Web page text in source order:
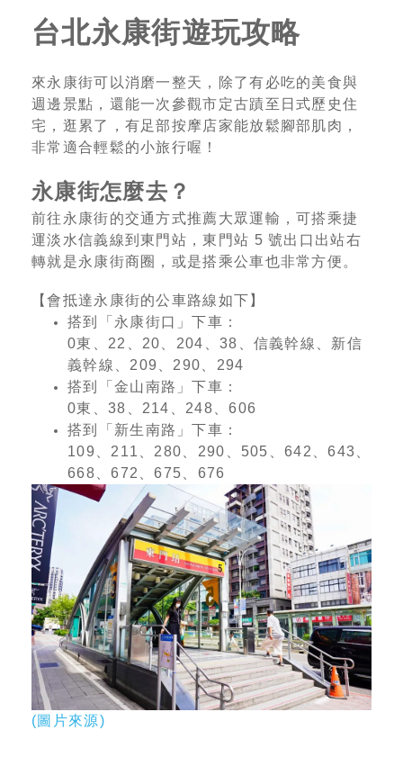
台北永康街遊玩攻略
來永康街可以消磨一整天，除了有必吃的美食與
週邊景點，還能一次參觀市定古蹟至日式歷史住
宅，逛累了，有足部按摩店家能放鬆腳部肌肉，
非常適合輕鬆的小旅行喔！
永康街怎麼去？
前往永康街的交通方式推薦大眾運輸，可搭乘捷
運淡水信義線到東門站，東門站 5 號出口出站右
轉就是永康街商圈，或是搭乘公車也非常方便。
【會抵達永康街的公車路線如下】
搭到「永康街口」下車：
0東、22、20、204、38、信義幹線、新信
義幹線、209、290、294
搭到「金山南路」下車：
0東、38、214、248、606
搭到「新生南路」下車：
109、211、280、290、505、642、643、
668、672、675、676
(圖片來源)